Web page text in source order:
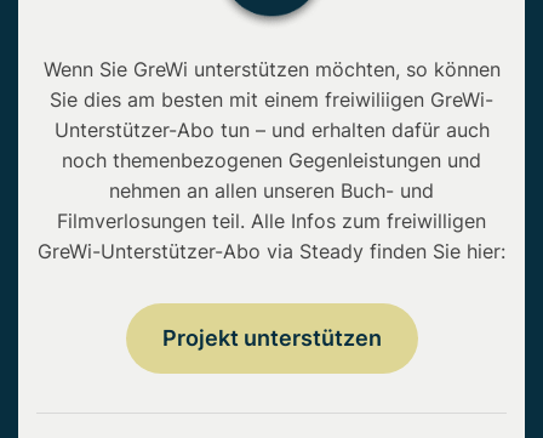
Wenn Sie GreWi unterstützen möchten, so können
Sie dies am besten mit einem freiwiliigen GreWi-
Unterstützer-Abo tun – und erhalten dafür auch
noch themenbezogenen Gegenleistungen und
nehmen an allen unseren Buch- und
Filmverlosungen teil. Alle Infos zum freiwilligen
GreWi-Unterstützer-Abo via Steady finden Sie hier:
Projekt unterstützen